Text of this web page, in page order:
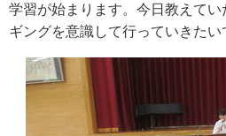
学習が始まります。今日教えて
ギングを意識して行っていきたい